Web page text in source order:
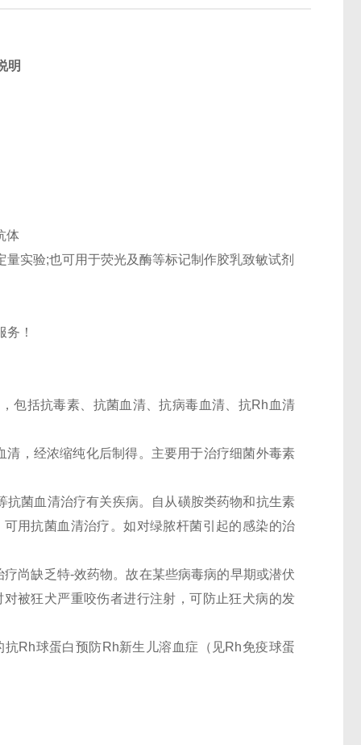
明
体
量实验;也可用于荧光及酶等标记制作胶乳致敏试剂
！
包括抗毒素、抗菌血清、抗病毒血清、抗Rh 血清
，经浓缩纯化后制得。主要用于治疗细菌外毒素
菌血清治疗有关疾病。自从磺胺类药物和抗生素
用抗菌血清治疗。如对绿脓杆菌引起的感染的治
尚缺乏特-效药物。故在某些病毒病的早期或潜伏
被狂犬严重咬伤者进行注射，可防止狂犬病的发
抗Rh球蛋白预防Rh新生儿溶血症（见Rh免疫球蛋